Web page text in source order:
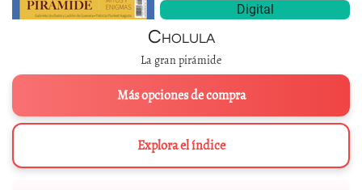
Digital
Cholula
La gran pirámide
Más opciones de compra
Explora el índice